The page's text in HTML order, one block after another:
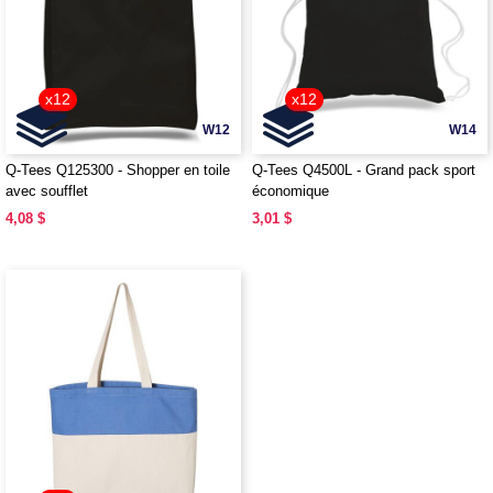
W12
x12
Q-Tees Q125300 - Shopper en toile
avec soufflet
4,08 $
W14
x12
Q-Tees Q4500L - Grand pack sport
économique
3,01 $